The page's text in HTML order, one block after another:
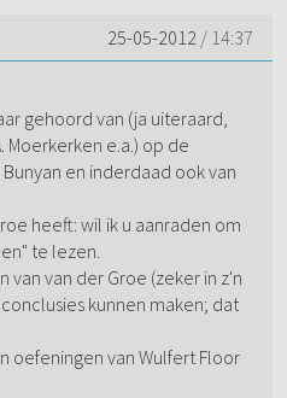
25-05-2012 / 14:37
gehoord van (ja uiteraard,
Moerkerken e.a.) op de
en inderdaad ook van
heeft: wil ik u aanraden om
te lezen.
van van der Groe (zeker in z'n
kunnen maken; dat
oefeningen van Wulfert Floor